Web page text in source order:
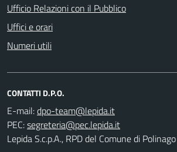
Ufficio Relazioni con il Pubblico
Uffici e orari
Numeri utili
CONTATTI D.P.O.
E-mail:
PEC:
Lepida S.c.p.A., RPD del Comune di Polinago